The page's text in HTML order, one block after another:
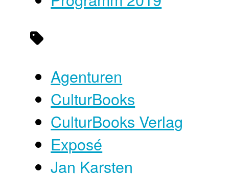
Agenturen
CulturBooks
CulturBooks Verlag
Exposé
Jan Karsten